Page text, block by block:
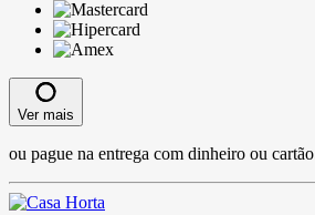
Ver mais
ou pague na entrega com dinheiro ou